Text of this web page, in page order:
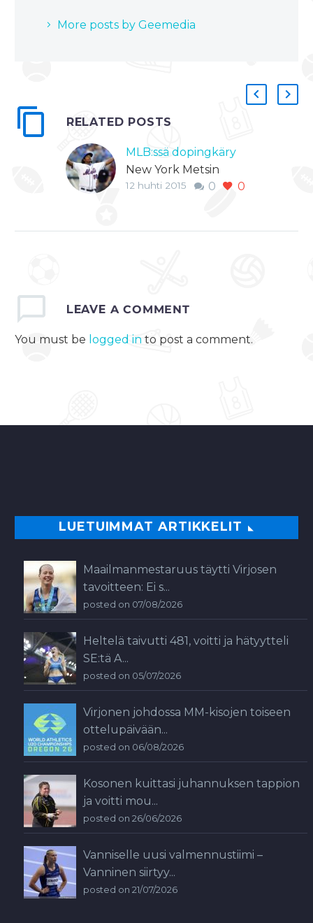
More posts by Geemedia
RELATED POSTS
MLB:ssä dopingkäry
New York Metsin
syöttäjä Jenrry Mejia
luokitellaan
steroidien ryhmään….
0 0
12 huhti 2015
LEAVE A COMMENT
You must be logged in to post a comment.
LUETUIMMAT ARTIKKELIT
Maailmanmestaruus täytti Virjosen
tavoitteen: Ei s...
posted on 07/08/2026
Heltelä taivutti 481, voitti ja hätyytteli
SE:tä A...
posted on 05/07/2026
Virjonen johdossa MM-kisojen toiseen
ottelupäivään...
posted on 06/08/2026
Kosonen kuittasi juhannuksen tappion
ja voitti mou...
posted on 26/06/2026
Vanniselle uusi valmennustiimi –
Vanninen siirtyy...
posted on 21/07/2026